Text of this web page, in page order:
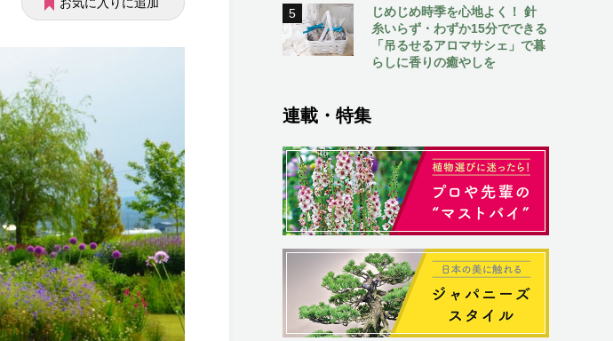
5
じめじめ時季を心地よく！ 針
糸いらず・わずか15分でできる
「吊るせるアロマサシェ」で暮
らしに香りの癒やしを
連載・特集